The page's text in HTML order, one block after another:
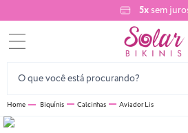
5xsem
Biquínis Calcinhas Aviador Lis